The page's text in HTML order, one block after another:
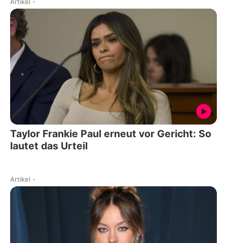
Taylor Frankie Paul erneut vor Gericht: So
lautet das Urteil
Artikel -